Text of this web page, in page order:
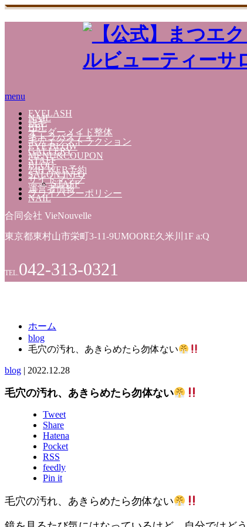
menu
EYELASH
NAIL
脱毛
BBL
オーダーメイド整体
ネトラバスティ
毛穴エクストラクション
EYE BLOW
GALLERY
MENU&COUPON
STAFF
BLOG
24H WEB予約
SALON INFO
サイトマップ
STAFF
運営者情報
プライバシーポリシー
NAIL
合同会社 VieNouvelle
東京都東村山市栄町3-11-9UMOORE久米川1F a:Q
TEL.042-313-0321
ホーム
blog
毛穴の汚れ、あきらめたら勿体ない
blog | 2022.12.28
毛穴の汚れ、あきらめたら勿体ない
Tweet
Share
Hatena
Pocket
RSS
feedly
Pin it
毛穴の汚れ、あきらめたら勿体ない